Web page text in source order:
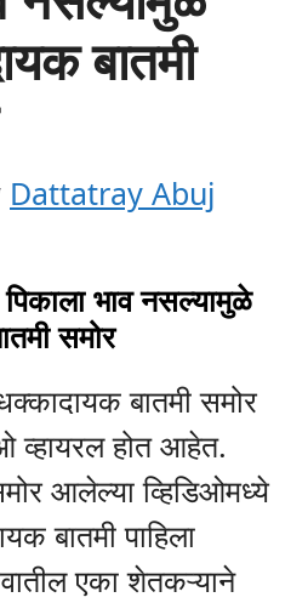
बातमी
Dattatray Abuj
भाव नसल्यामुळे
समोर
बातमी समोर
व्हायरल होत आहेत.
आलेल्या व्हिडिओमध्ये
बातमी पाहिला
एका शेतकऱ्याने